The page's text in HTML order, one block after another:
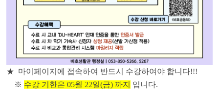
★ 마이페이지에 접속하여 반드시 수강하여야 합니다!!!
※ 수강 기한은 05월 22일(금) 까지 입니다.